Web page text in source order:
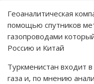
Геоаналитическая
помощью спутников
газопроводами
Россию и Китай
Туркменистан входит
газа и, по мнению